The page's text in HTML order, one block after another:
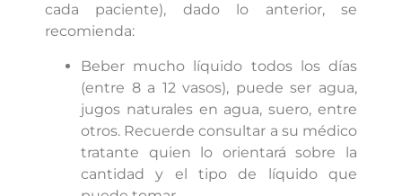
cada paciente), dado lo anterior, se
recomienda:
Beber mucho líquido todos los días
(entre 8 a 12 vasos), puede ser agua,
jugos naturales en agua, suero, entre
otros. Recuerde consultar a su médico
tratante quien lo orientará sobre la
cantidad y el tipo de líquido que